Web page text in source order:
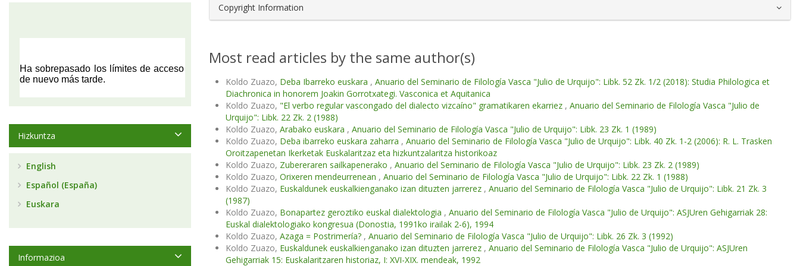
Copyright Information
Most read articles by the same author(s)
Koldo Zuazo, Deba Ibarreko euskara , Anuario del Seminario de Filología Vasca "Julio de Urquijo": Libk. 52 Zk. 1/2 (2018): Studia Philologica et
Diachronica in honorem Joakin Gorrotxategi. Vasconica et Aquitanica
Koldo Zuazo, "El verbo regular vascongado del dialecto vizcaíno" gramatikaren ekarriez , Anuario del Seminario de Filología Vasca "Julio de
Urquijo": Libk. 22 Zk. 2 (1988)
Koldo Zuazo, Arabako euskara , Anuario del Seminario de Filología Vasca "Julio de Urquijo": Libk. 23 Zk. 1 (1989)
Koldo Zuazo, Deba ibarreko euskara zaharra , Anuario del Seminario de Filología Vasca "Julio de Urquijo": Libk. 40 Zk. 1-2 (2006): R. L. Trasken
Oroitzapenetan Ikerketak Euskalaritzaz eta hizkuntzalaritza historikoaz
Koldo Zuazo, Zubereraren sailkapenerako , Anuario del Seminario de Filología Vasca "Julio de Urquijo": Libk. 23 Zk. 2 (1989)
Koldo Zuazo, Orixeren mendeurrenean , Anuario del Seminario de Filología Vasca "Julio de Urquijo": Libk. 22 Zk. 1 (1988)
Koldo Zuazo, Euskaldunek euskalkienganako izan dituzten jarrerez , Anuario del Seminario de Filología Vasca "Julio de Urquijo": Libk. 21 Zk. 3
(1987)
Koldo Zuazo, Bonapartez geroztiko euskal dialektologia , Anuario del Seminario de Filología Vasca "Julio de Urquijo": ASJUren Gehigarriak 28:
Euskal dialektologiako kongresua (Donostia, 1991ko irailak 2-6), 1994
Koldo Zuazo, Azaga = Postrimería? , Anuario del Seminario de Filología Vasca "Julio de Urquijo": Libk. 26 Zk. 3 (1992)
Koldo Zuazo, Euskaldunek euskalkienganako izan dituzten jarrerez , Anuario del Seminario de Filología Vasca "Julio de Urquijo": ASJUren
Gehigarriak 15: Euskalaritzaren historiaz, I: XVI-XIX. mendeak, 1992
Hizkuntza
English
Español (España)
Euskara
Informazioa